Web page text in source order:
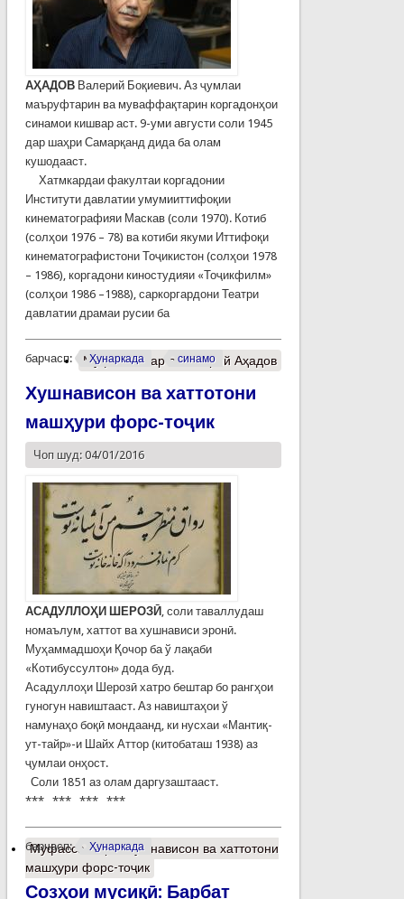
АҲАДОВВалерий Боқиевич. Аз ҷумлаи
маъруфтарин ва муваффақтарин коргадонҳои
синамои кишвар аст. 9-уми августи соли 1945
дар шаҳри Самарқанд дида ба олам
кушодааст.
Хатмкардаи факултаи коргадонии
Институти давлатии умумииттифоқии
кинематографияи Маскав (соли 1970). Котиб
(солҳои 1976 – 78) ва котиби якуми Иттифоқи
кинематографистони Тоҷикистон (солҳои 1978
– 1986), коргадони киностудияи «Тоҷикфилм»
(солҳои 1986 –1988), саркоргардони Театри
давлатии драмаи русии ба
барчасп: Ҳунаркада синамо
Муфассалтар о Валерий Аҳадов
Хушнависон ва хаттотони
машҳури форс-тоҷик
Чоп шуд: 04/01/2016
АСАДУЛЛОҲИ ШЕРОЗӢ , соли таваллудаш
номаълум, хаттот ва хушнависи эронӣ.
Муҳаммадшоҳи Қочор ба ў лақаби
«Котибуссултон» дода буд.
Асадуллоҳи Шерозӣ хатро бештар бо рангҳои
гуногун навиштааст. Аз навиштаҳои ў
намунаҳо боқӣ мондаанд, ки нусхаи «Мантиқ-
ут-тайр»-и Шайх Аттор (китобаташ 1938) аз
ҷумлаи онҳост.
Соли 1851 аз олам даргузаштааст.
*** *** *** ***
барчасп: Ҳунаркада
Муфассалтаро Хушнависон ва хаттотони
машҳури форс-тоҷик
Созҳои мусиқӣ: Барбат